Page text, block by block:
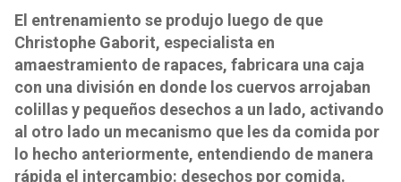
El entrenamiento se produjo luego de que
Christophe Gaborit, especialista en
amaestramiento de rapaces, fabricara una caja
con una división en donde los cuervos arrojaban
colillas y pequeños desechos a un lado, activando
al otro lado un mecanismo que les da comida por
lo hecho anteriormente, entendiendo de manera
rápida el intercambio: desechos por comida.